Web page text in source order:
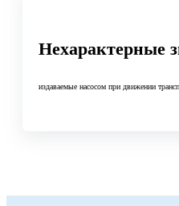
Нехарактерные
издаваемые насосом при движении